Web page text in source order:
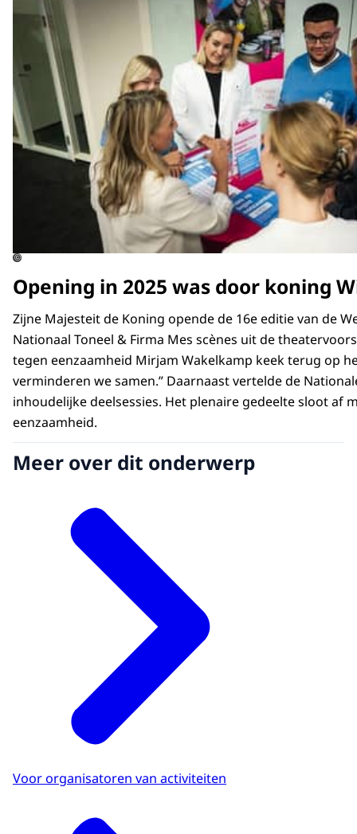
©
Opening in 2025 was door koning
Zijne Majesteit de Koning opende de 16e editie van de
Nationaal Toneel & Firma Mes scènes uit de
tegen eenzaamheid Mirjam Wakelkamp keek terug op
verminderen we samen.” Daarnaast vertelde de
inhoudelijke deelsessies. Het plenaire gedeelte sloot af
eenzaamheid.
Meer over dit onderwerp
Voor organisatoren van activiteiten